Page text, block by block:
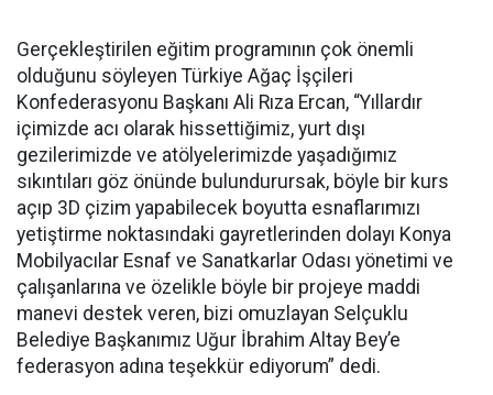
Gerçekleştirilen eğitim programının çok önemli
olduğunu söyleyen Türkiye Ağaç İşçileri
Konfederasyonu Başkanı Ali Rıza Ercan, “Yıllardır
içimizde acı olarak hissettiğimiz, yurt dışı
gezilerimizde ve atölyelerimizde yaşadığımız
sıkıntıları göz önünde bulundurursak, böyle bir kurs
açıp 3D çizim yapabilecek boyutta esnaflarımızı
yetiştirme noktasındaki gayretlerinden dolayı Konya
Mobilyacılar Esnaf ve Sanatkarlar Odası yönetimi ve
çalışanlarına ve özelikle böyle bir projeye maddi
manevi destek veren, bizi omuzlayan Selçuklu
Belediye Başkanımız Uğur İbrahim Altay Bey’e
federasyon adına teşekkür ediyorum” dedi.